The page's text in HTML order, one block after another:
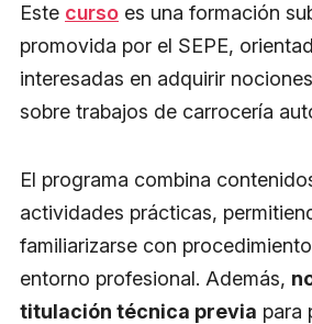
Este curso es una formación
promovida por el SEPE,
interesadas en adquirir
sobre trabajos de carrocería
El programa combina
actividades prácticas,
familiarizarse con
entorno profesional. Además,
titulación técnica previa para